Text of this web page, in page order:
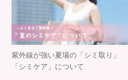
紫外線が強い夏場の「シミ取り」
「シミケア」について